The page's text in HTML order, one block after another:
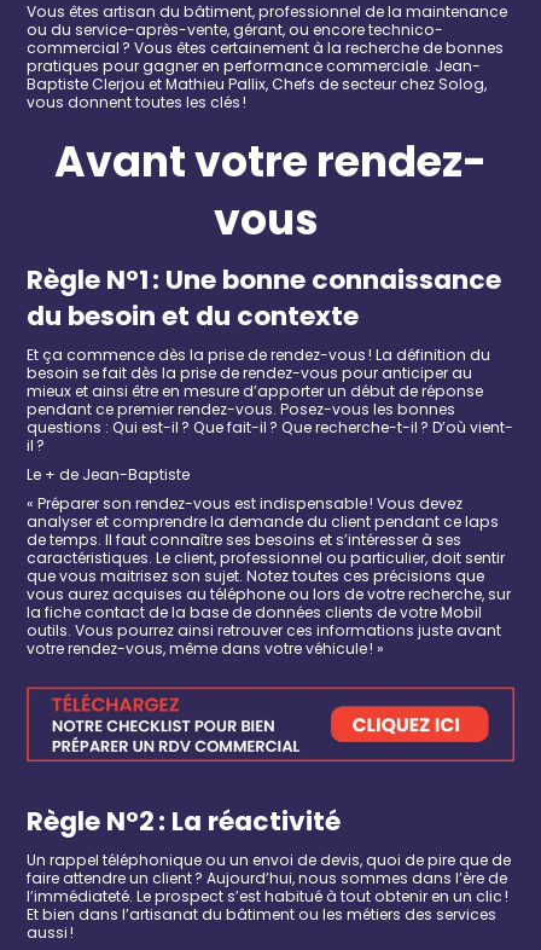
Vous êtes artisan du bâtiment,professionnel de la maintenance
ou du service-après-vente, gérant, ou encore technico-
commercial ? Vous êtes certainement à la recherche de bonnes
pratiques pour gagner en performance commerciale. Jean-
BaptisteClerjou et MathieuPallix, Chefsde secteur chezSolog,
vous donnent toutes les clés !
Avant votre rendez-
vous
Règle N°1 : Une bonne connaissance
du besoin et du contexte
Et ça commence dès la prise derendez-vous ! La définition du
besoin se fait dès la prise derendez-vous pour anticiper au
mieux etainsi être en mesure d’apporterun début de réponse
pendant ce premier rendez-vous. Posez-vous les bonnes
questions :Qui est-il ? Que fait-il ? Que recherche-t-il ? D’où vient-
il ?
Le + de Jean-Baptiste
« Préparer son rendez-vous est indispensable ! Vous devez
analyser et comprendre la demande du client pendant ce laps
de temps. Il faut connaître ses besoins et s’intéresser à ses
caractéristiques. Le client, professionnel ou particulier, doit sentir
que vous maitrisezson sujet. Notez toutes ces précisions que
vous aurez acquises au téléphone ou lors de votre recherche, sur
la fiche contact de la base de données clients de votre Mobil
outils. Vous pourrez ainsi retrouver ces informations juste avant
votre rendez-vous, même dans votre véhicule ! »
RègleN°2: La réactivité
Un rappel téléphoniqueou un envoi de devis, quoi de pire que de
faire attendre un client? Aujourd’hui, nous sommes dans l’ère de
l’immédiateté. Le prospect s’est habitué à tout obtenir en un clic !
Et bien dans l’artisanat du bâtiment ou les métiers des services
aussi !